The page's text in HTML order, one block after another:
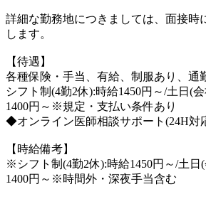
詳細な勤務地につきましては、面接時
します。
【待遇】
各種保険・手当、有給、制服あり、
シフト制(4勤2休):時給1450円～/土日(
1400円～※規定・支払い条件あり
◆オンライン医師相談サポート(24H対
【時給備考】
※シフト制(4勤2休):時給1450円～/土日
1400円～※時間外・深夜手当含む